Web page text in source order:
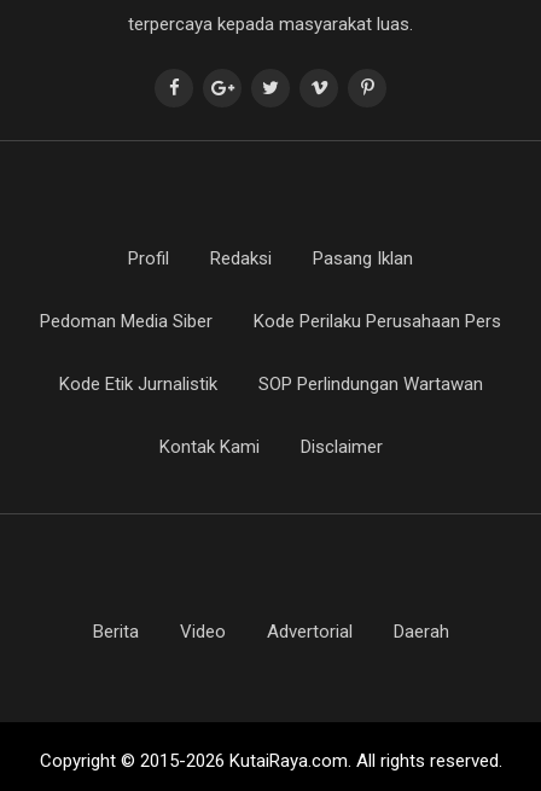
terpercaya kepada masyarakat luas.
Profil Redaksi Pasang Iklan
Pedoman Media Siber Kode Perilaku Perusahaan Pers
Kode Etik Jurnalistik SOP Perlindungan Wartawan
Kontak Kami Disclaimer
Berita Video Advertorial Daerah
Copyright © 2015-2026 KutaiRaya.com. All rights reserved.